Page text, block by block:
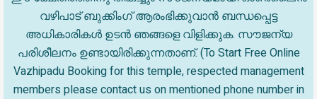
വഴിപാട് ബുക്കിംഗ് ആരംഭിക്കുവാൻ ബന്ധപ്പെട്ട
അധികാരികൾ ഉടൻ ഞങ്ങളെ വിളിക്കുക. സൗജന്യ
പരിശീലനം ഉണ്ടായിരിക്കുന്നതാണ്. (To Start Free Online
Vazhipadu Booking for this temple, respected management
members please contact us on mentioned phone number in